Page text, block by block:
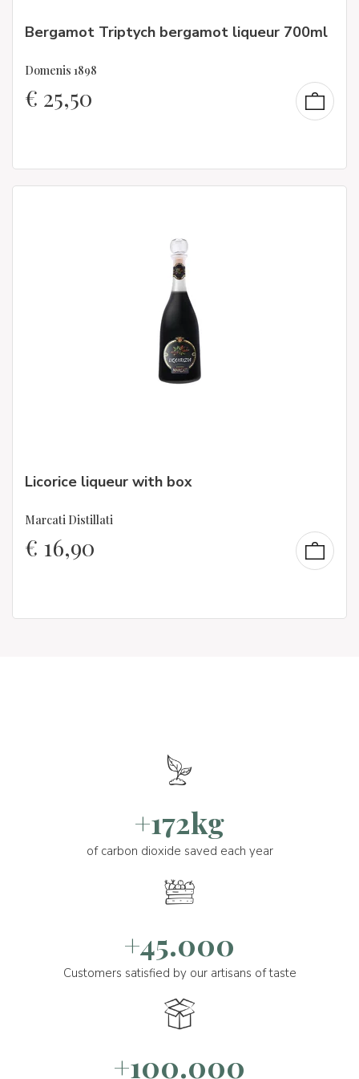
Bergamot Triptych bergamot liqueur 700ml
Domenis 1898
€ 25,50
Licorice liqueur with box
Marcati Distillati
€ 16,90
+172kg
of carbon dioxide saved each year
+45.000
Customers satisfied by our artisans of taste
+100.000